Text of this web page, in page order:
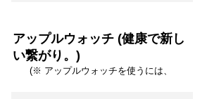
アップルウォッチ (健康で新し
い繋がり。)
(※ アップルウォッチを使うには、